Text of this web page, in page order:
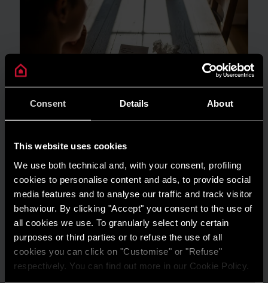
Consent Details About
This website uses cookies
We use both technical and, with your consent, profiling
cookies to personalise content and ads, to provide social
media features and to analyse our traffic and track visitor
behaviour. By clicking "Accept" you consent to the use of
all cookies we use. To granularly select only certain
purposes or third parties or to refuse the use of all
cookies you can click on "Customise" or "Refuse"
respectively. You can find out more in our Cookie Policy.
Quanto consuma un condizionatore?
LEGGI DI PIÙ